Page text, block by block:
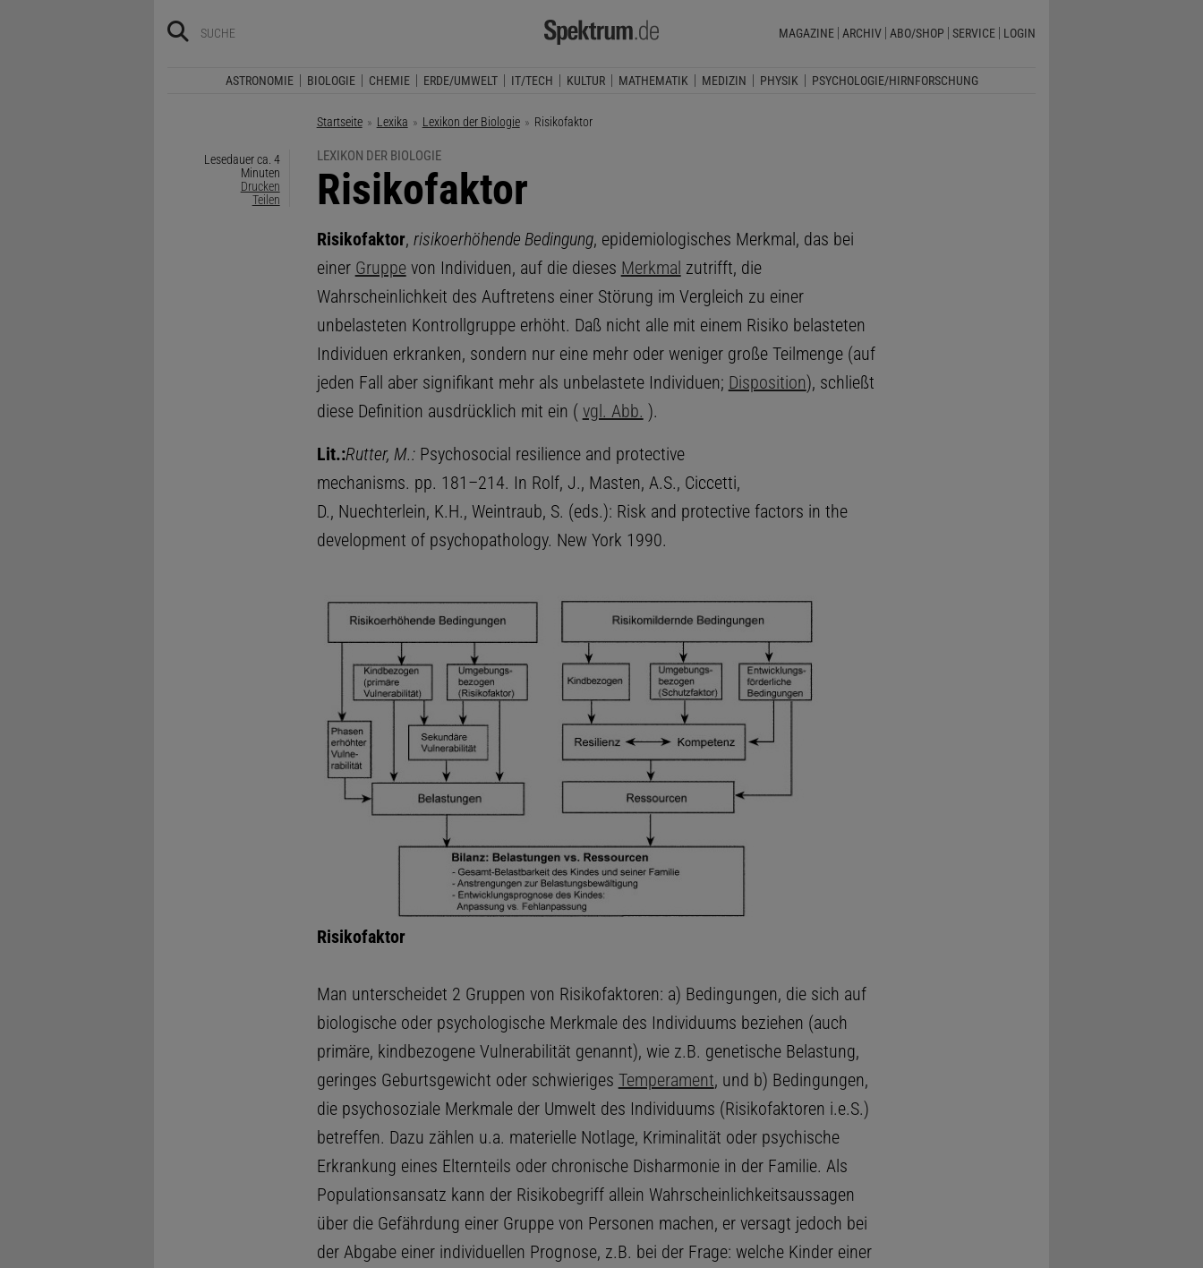
MAGAZINE ARCHIV ABO/SHOP SERVICE LOGIN
ASTRONOMIE BIOLOGIE CHEMIE ERDE/UMWELT IT/TECH KULTUR MATHEMATIK MEDIZIN PHYSIK PSYCHOLOGIE/HIRNFORSCHUNG
Startseite Lexika Lexikon der Biologie Aktuelle Seite:
Risikofaktor
Lesedauer ca. 4
Minuten
Drucken
Teilen
LEXIKON DER BIOLOGIE
:
Risikofaktor
Risikofaktor, risikoerhöhende Bedingung, epidemiologisches Merkmal, das bei
einer Gruppevon Individuen, auf die dieses Merkmal zutrifft, die
Wahrscheinlichkeit des Auftretens einer Störung im Vergleich zu einer
unbelasteten Kontrollgruppe erhöht. Daß nicht alle mit einem Risiko belasteten
Individuen erkranken, sondern nur eine mehr oder weniger große Teilmenge (auf
jeden Fall aber signifikant mehr als unbelastete Individuen; Disposition), schließt
diese Definition ausdrücklich mit ein ( vgl. Abb. ).
Lit.:Rutter, M.:Psychosocial resilience and protective
mechanisms. pp. 181–214. In Rolf, J., Masten, A.S., Ciccetti,
D., Nuechterlein, K.H., Weintraub, S. (eds.): Risk and protective factors in the
development of psychopathology. New York 1990.
Risikofaktor
Man unterscheidet 2 Gruppen von Risikofaktoren: a) Bedingungen, die sich auf
biologische oder psychologische Merkmale des Individuums beziehen (auch
primäre, kindbezogene Vulnerabilität genannt), wie z.B. genetische Belastung,
geringes Geburtsgewicht oder schwieriges Temperament, und b) Bedingungen,
die psychosoziale Merkmale der Umwelt des Individuums (Risikofaktoren i.e.S.)
betreffen. Dazu zählen u.a. materielle Notlage, Kriminalität oder psychische
Erkrankung eines Elternteils oder chronische Disharmonie in der Familie. Als
Populationsansatz kann der Risikobegriff allein Wahrscheinlichkeitsaussagen
über die Gefährdung einer Gruppe von Personen machen, er versagt jedoch bei
der Abgabe einer individuellen Prognose, z.B. bei der Frage: welche Kinder einer